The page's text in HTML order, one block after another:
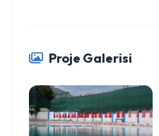
Proje Galerisi